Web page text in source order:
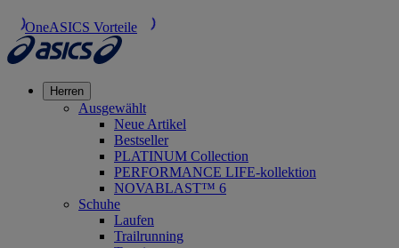
OneASICS Vorteile
Herren
Ausgewählt
Neue Artikel
Bestseller
PLATINUM Collection
PERFORMANCE LIFE-kollektion
NOVABLAST™ 6
Schuhe
Laufen
Trailrunning